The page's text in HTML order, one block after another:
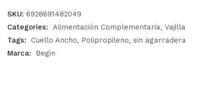
SKU: 6928691482049
Categories:
Alimentación Complementaria Vajilla
Tags:
Cuello Ancho Polipropileno sin agarradera
Marca:
Begin